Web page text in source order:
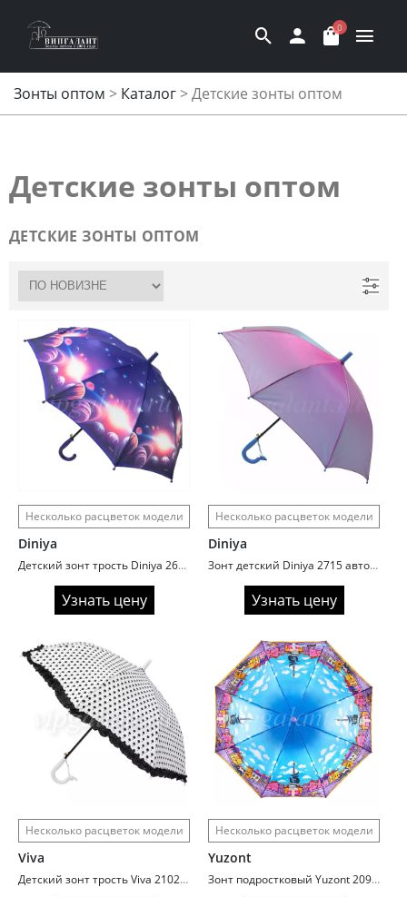
0
Зонты оптом > Каталог>Детские зонты оптом
Детские зонты оптом
ДЕТСКИЕ ЗОНТЫ ОПТОМ
Несколько расцветок модели
Diniya
Детский зонт трость Diniya 2613 Космос
Узнать цену
Несколько расцветок модели
Diniya
Зонт детский Diniya 2715 автомат хамелеон
Узнать цену
Несколько расцветок модели
Viva
Детский зонт трость Viva 2102 черно-белый горох рюшка
Несколько расцветок модели
Yuzont
Зонт подростковый Yuzont 2096 полный автомат автомат сатин